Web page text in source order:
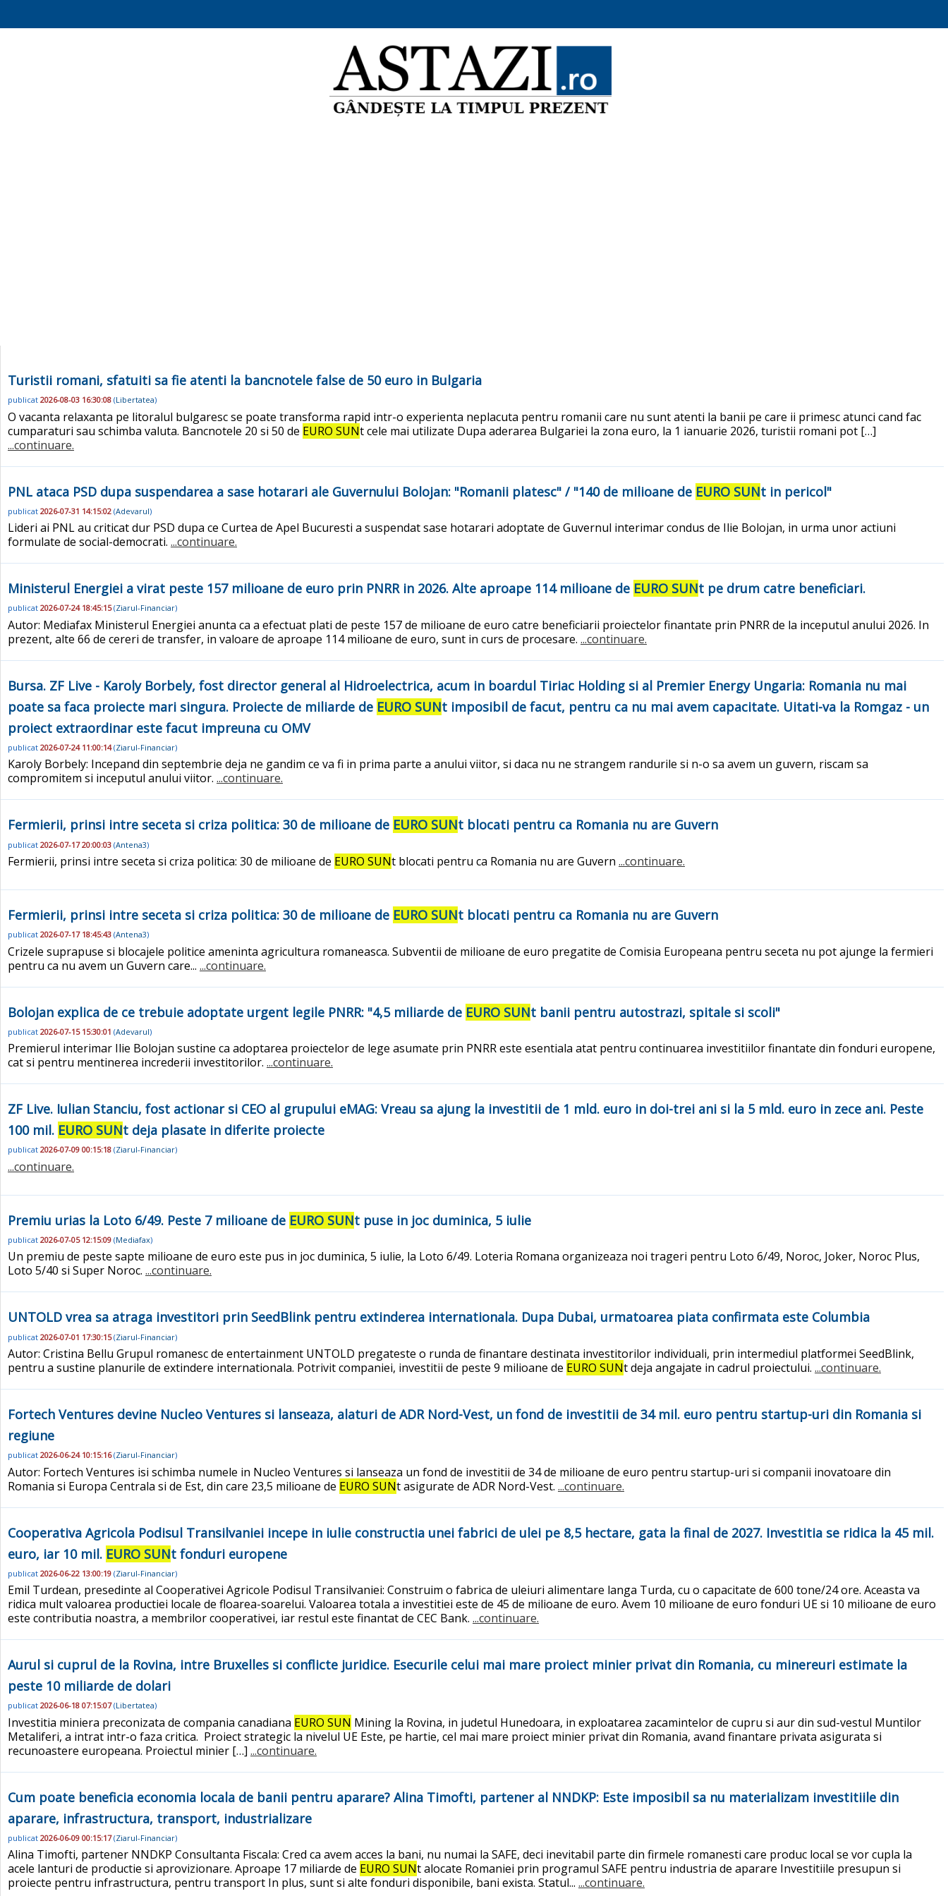
Turistii romani, sfatuiti sa fie atenti la bancnotele false de 50 euro in Bulgaria
publicat 2026-08-03 16:30:08 (Libertatea)
O vacanta relaxanta pe litoralul bulgaresc se poate transforma rapid intr-o experienta neplacuta pentru romanii care nu sunt atenti la banii pe care ii primesc atunci cand fac
cumparaturi sau schimba valuta. Bancnotele 20 si 50 de EURO SUNt cele mai utilizate Dupa aderarea Bulgariei la zona euro, la 1 ianuarie 2026, turistii romani pot […]
...continuare.
PNL ataca PSD dupa suspendarea a sase hotarari ale Guvernului Bolojan: "Romanii platesc" / "140 de milioane de EURO SUNt in pericol"
publicat 2026-07-31 14:15:02 (Adevarul)
Lideri ai PNL au criticat dur PSD dupa ce Curtea de Apel Bucuresti a suspendat sase hotarari adoptate de Guvernul interimar condus de Ilie Bolojan, in urma unor actiuni
formulate de social-democrati. ...continuare.
Ministerul Energiei a virat peste 157 milioane de euro prin PNRR in 2026. Alte aproape 114 milioane de EURO SUNt pe drum catre beneficiari.
publicat 2026-07-24 18:45:15(Ziarul-Financiar)
Autor: Mediafax Ministerul Energiei anunta ca a efectuat plati de peste 157 de milioane de euro catre beneficiarii proiectelor finantate prin PNRR de la inceputul anului 2026. In
prezent, alte 66 de cereri de transfer, in valoare de aproape 114 milioane de euro, sunt in curs de procesare. ...continuare.
Bursa. ZF Live - Karoly Borbely, fost director general al Hidroelectrica, acum in boardul Tiriac Holding si al Premier Energy Ungaria: Romania nu mai
poate sa faca proiecte mari singura. Proiecte de miliarde de EURO SUNt imposibil de facut, pentru ca nu mai avem capacitate. Uitati-va la Romgaz - un
proiect extraordinar este facut impreuna cu OMV
publicat 2026-07-24 11:00:14(Ziarul-Financiar)
Karoly Borbely: Incepand din septembrie deja ne gandim ce va fi in prima parte a anului viitor, si daca nu ne strangem randurile si n-o sa avem un guvern, riscam sa
compromitem si inceputul anului viitor. ...continuare.
Fermierii, prinsi intre seceta si criza politica: 30 de milioane de EURO SUNt blocati pentru ca Romania nu are Guvern
publicat 2026-07-17 20:00:03 (Antena3)
Fermierii, prinsi intre seceta si criza politica: 30 de milioane de EURO SUNt blocati pentru ca Romania nu are Guvern ...continuare.
Fermierii, prinsi intre seceta si criza politica: 30 de milioane de EURO SUNt blocati pentru ca Romania nu are Guvern
publicat 2026-07-17 18:45:43 (Antena3)
Crizele suprapuse si blocajele politice ameninta agricultura romaneasca. Subventii de milioane de euro pregatite de Comisia Europeana pentru seceta nu pot ajunge la fermieri
pentru ca nu avem un Guvern care... ...continuare.
Bolojan explica de ce trebuie adoptate urgent legile PNRR: "4,5 miliarde de EURO SUNt banii pentru autostrazi, spitale si scoli"
publicat 2026-07-15 15:30:01 (Adevarul)
Premierul interimar Ilie Bolojan sustine ca adoptarea proiectelor de lege asumate prin PNRR este esentiala atat pentru continuarea investitiilor finantate din fonduri europene,
cat si pentru mentinerea increderii investitorilor. ...continuare.
ZF Live. Iulian Stanciu, fost actionar si CEO al grupului eMAG: Vreau sa ajung la investitii de 1 mld. euro in doi-trei ani si la 5 mld. euro in zece ani. Peste
100 mil. EURO SUNt deja plasate in diferite proiecte
publicat 2026-07-09 00:15:18 (Ziarul-Financiar)
...continuare.
Premiu urias la Loto 6/49. Peste 7 milioane de EURO SUNt puse in joc duminica, 5 iulie
publicat 2026-07-05 12:15:09 (Mediafax)
Un premiu de peste sapte milioane de euro este pus in joc duminica, 5 iulie, la Loto 6/49. Loteria Romana organizeaza noi trageri pentru Loto 6/49, Noroc, Joker, Noroc Plus,
Loto 5/40 si Super Noroc. ...continuare.
UNTOLD vrea sa atraga investitori prin SeedBlink pentru extinderea internationala. Dupa Dubai, urmatoarea piata confirmata este Columbia
publicat 2026-07-01 17:30:15(Ziarul-Financiar)
Autor: Cristina Bellu Grupul romanesc de entertainment UNTOLD pregateste o runda de finantare destinata investitorilor individuali, prin intermediul platformei SeedBlink,
pentru a sustine planurile de extindere internationala. Potrivit companiei, investitii de peste 9 milioane de EURO SUNt deja angajate in cadrul proiectului. ...continuare.
Fortech Ventures devine Nucleo Ventures si lanseaza, alaturi de ADR Nord-Vest, un fond de investitii de 34 mil. euro pentru startup-uri din Romania si
regiune
publicat 2026-06-24 10:15:16(Ziarul-Financiar)
Autor: Fortech Ventures isi schimba numele in Nucleo Ventures si lanseaza un fond de investitii de 34 de milioane de euro pentru startup-uri si companii inovatoare din
Romania si Europa Centrala si de Est, din care 23,5 milioane de EURO SUNt asigurate de ADR Nord-Vest. ...continuare.
Cooperativa Agricola Podisul Transilvaniei incepe in iulie constructia unei fabrici de ulei pe 8,5 hectare, gata la final de 2027. Investitia se ridica la 45 mil.
euro, iar 10 mil. EURO SUNt fonduri europene
publicat 2026-06-22 13:00:19 (Ziarul-Financiar)
Emil Turdean, presedinte al Cooperativei Agricole Podisul Transilvaniei: Construim o fabrica de uleiuri alimentare langa Turda, cu o capacitate de 600 tone/24 ore. Aceasta va
ridica mult valoarea productiei locale de floarea-soarelui. Valoarea totala a investitiei este de 45 de milioane de euro. Avem 10 milioane de euro fonduri UE si 10 milioane de euro
este contributia noastra, a membrilor cooperativei, iar restul este finantat de CEC Bank. ...continuare.
Aurul si cuprul de la Rovina, intre Bruxelles si conflicte juridice. Esecurile celui mai mare proiect minier privat din Romania, cu minereuri estimate la
peste 10 miliarde de dolari
publicat 2026-06-18 07:15:07(Libertatea)
Investitia miniera preconizata de compania canadiana EURO SUN Mining la Rovina, in judetul Hunedoara, in exploatarea zacamintelor de cupru si aur din sud-vestul Muntilor
Metaliferi, a intrat intr-o faza critica. Proiect strategic la nivelul UE Este, pe hartie, cel mai mare proiect minier privat din Romania, avand finantare privata asigurata si
recunoastere europeana. Proiectul minier […] ...continuare.
Cum poate beneficia economia locala de banii pentru aparare? Alina Timofti, partener al NNDKP: Este imposibil sa nu materializam investitiile din
aparare, infrastructura, transport, industrializare
publicat 2026-06-09 00:15:17(Ziarul-Financiar)
Alina Timofti, partener NNDKP Consultanta Fiscala: Cred ca avem acces la bani, nu numai la SAFE, deci inevitabil parte din firmele romanesti care produc local se vor cupla la
acele lanturi de productie si aprovizionare. Aproape 17 miliarde de EURO SUNt alocate Romaniei prin programul SAFE pentru industria de aparare Investitiile presupun si
proiecte pentru infrastructura, pentru transport In plus, sunt si alte fonduri disponibile, bani exista. Statul... ...continuare.